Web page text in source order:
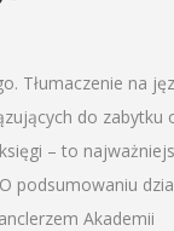
Tłumaczenie na
do zabytku
– to
podsumowaniu
Akademii